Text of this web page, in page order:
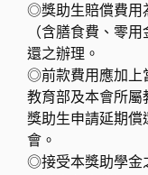
◎獎助生賠償費用
（含膳食費、零
還之辦理。
◎前款費用應加上
教育部及本會所屬
獎助生申請延期償
會。
◎接受本獎助學金